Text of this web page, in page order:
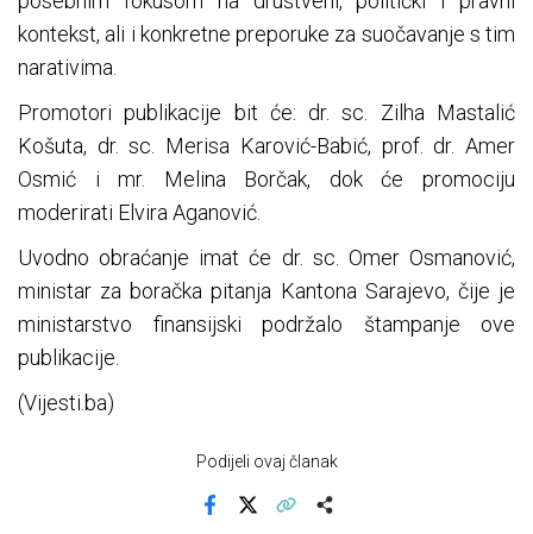
kontekst, ali i konkretne preporuke za suočavanje s tim
narativima.
Promotori publikacije bit će: dr. sc. Zilha Mastalić
Košuta, dr. sc. Merisa Karović-Babić, prof. dr. Amer
Osmić i mr. Melina Borčak, dok će promociju
moderirati Elvira Aganović.
Uvodno obraćanje imat će dr. sc. Omer Osmanović,
ministar za boračka pitanja Kantona Sarajevo, čije je
ministarstvo finansijski podržalo štampanje ove
publikacije.
(Vijesti.ba)
Podijeli ovaj članak
Facebook